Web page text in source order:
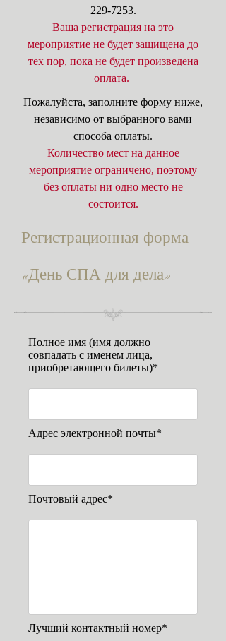
229-7253.
Ваша регистрация на это
мероприятие не будет защищена до
тех пор, пока не будет произведена
оплата.
Пожалуйста, заполните форму ниже,
независимо от выбранного вами
способа оплаты.
Количество мест на данное
мероприятие ограничено, поэтому
без оплаты ни одно место не
состоится.
Регистрационная форма
«День СПА для дела»
Полное имя (имя должно
совпадать с именем лица,
приобретающего билеты)*
Адрес электронной почты*
Почтовый адрес*
Лучший контактный номер*